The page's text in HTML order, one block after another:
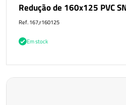
Redução de 160x125 PVC
Ref. 167,r160125
Em stock